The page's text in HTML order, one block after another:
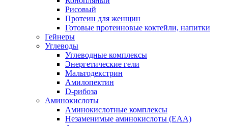
Рисовый
Протеин для женщин
Готовые протеиновые коктейли, напитки
Гейнеры
Углеводы
Углеводные комплексы
Энергетические гели
Мальтодекстрин
Амилопектин
D-рибоза
Аминокислоты
Аминокислотные комплексы
Незаменимые аминокислоты (EAA)